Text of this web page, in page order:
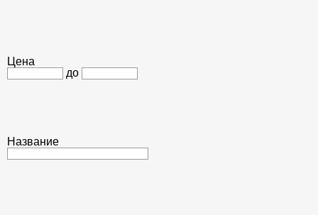
Цена
до
Название